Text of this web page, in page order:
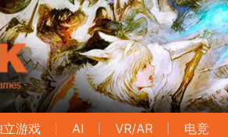
立游戏 AI VR/AR
电竞